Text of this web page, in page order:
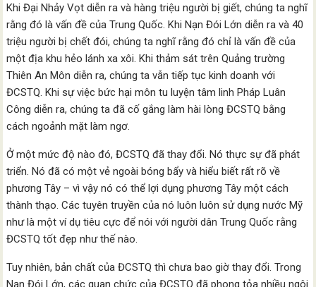
Khi Đại Nhảy Vọt diễn ra và hàng triệu người bị giết, chúng ta nghĩ
rằng đó là vấn đề của Trung Quốc. Khi Nạn Đói Lớn diễn ra và 40
triệu người bị chết đói, chúng ta nghĩ rằng đó chỉ là vấn đề của
một địa khu hẻo lánh xa xôi. Khi thảm sát trên Quảng trường
Thiên An Môn diễn ra, chúng ta vẫn tiếp tục kinh doanh với
ĐCSTQ. Khi sự việc bức hại môn tu luyện tâm linh Pháp Luân
Công diễn ra, chúng ta đã cố gắng làm hài lòng ĐCSTQ bằng
cách ngoảnh mặt làm ngơ.
Ở một mức độ nào đó, ĐCSTQ đã thay đổi. Nó thực sự đã phát
triển. Nó đã có một vẻ ngoài bóng bẩy và hiểu biết rất rõ về
phương Tây – vì vậy nó có thể lợi dụng phương Tây một cách
thành thạo. Các tuyên truyền của nó luôn luôn sử dụng nước Mỹ
như là một ví dụ tiêu cực để nói với người dân Trung Quốc rằng
ĐCSTQ tốt đẹp như thế nào.
Tuy nhiên, bản chất của ĐCSTQ thì chưa bao giờ thay đổi. Trong
Nạn Đói Lớn, các quan chức của ĐCSTQ đã phong tỏa nhiều ngôi